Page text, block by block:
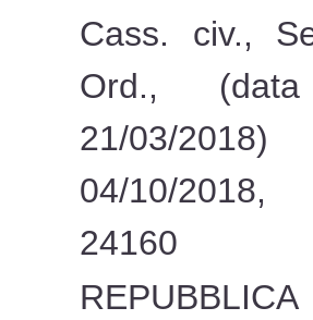
Cass. civ.,
Ord.,
21/03/2018)
04/10/
24160
REPUBBLICA